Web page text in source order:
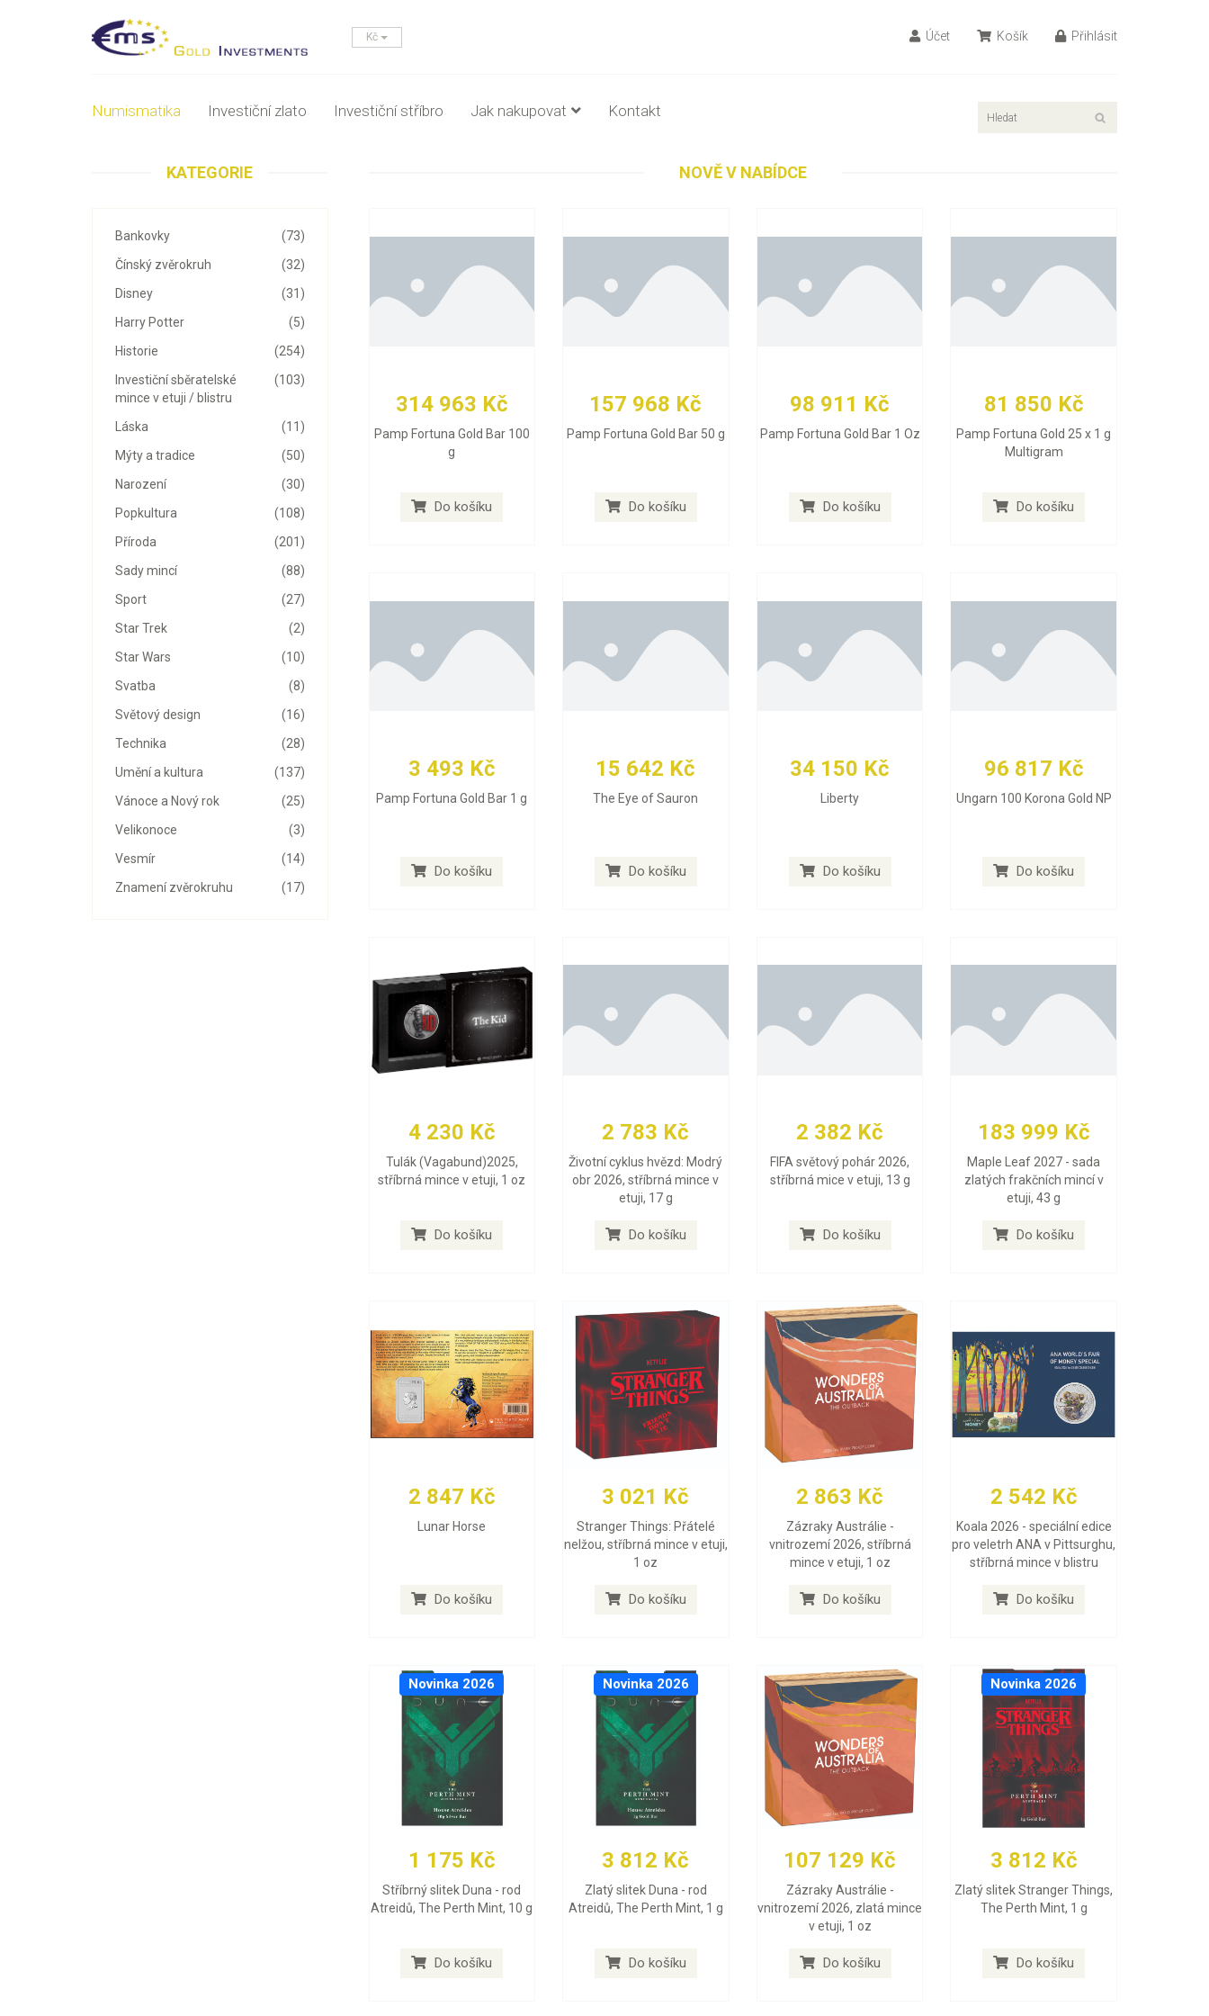
Kč Účet Košík Přihlásit
Numismatika Investiční zlato Investiční stříbro Jak nakupovat Kontakt
KATEGORIE
(73)
Bankovky
(32)
Čínský zvěrokruh
(31)
Disney
(5)
Harry Potter
(254)
Historie
(103)
Investiční sběratelské
mince v etuji / blistru
(11)
Láska
(50)
Mýty a tradice
(30)
Narození
(108)
Popkultura
(201)
Příroda
(88)
Sady mincí
(27)
Sport
(2)
Star Trek
(10)
Star Wars
(8)
Svatba
(16)
Světový design
(28)
Technika
(137)
Umění a kultura
(25)
Vánoce a Nový rok
(3)
Velikonoce
(14)
Vesmír
(17)
Znamení zvěrokruhu
NOVĚ V NABÍDCE
314 963 Kč
Pamp Fortuna Gold Bar 100
g
Do košíku
157 968 Kč
Pamp Fortuna Gold Bar 50 g
Do košíku
98 911 Kč
Pamp Fortuna Gold Bar 1 Oz
Do košíku
81 850 Kč
Pamp Fortuna Gold 25 x 1 g
Multigram
Do košíku
3 493 Kč
Pamp Fortuna Gold Bar 1 g
Do košíku
15 642 Kč
The Eye of Sauron
Do košíku
34 150 Kč
Liberty
Do košíku
96 817 Kč
Ungarn 100 Korona Gold NP
Do košíku
4 230 Kč
Tulák (Vagabund)2025,
stříbrná mince v etuji, 1 oz
Do košíku
2 783 Kč
Životní cyklus hvězd: Modrý
obr 2026, stříbrná mince v
etuji, 17 g
Do košíku
2 382 Kč
FIFA světový pohár 2026,
stříbrná mice v etuji, 13 g
Do košíku
183 999 Kč
Maple Leaf 2027 - sada
zlatých frakčních mincí v
etuji, 43 g
Do košíku
2 847 Kč
Lunar Horse
Do košíku
3 021 Kč
Stranger Things: Přátelé
nelžou, stříbrná mince v etuji,
1 oz
Do košíku
2 863 Kč
Zázraky Austrálie -
vnitrozemí 2026, stříbrná
mince v etuji, 1 oz
Do košíku
2 542 Kč
Koala 2026 - speciální edice
pro veletrh ANA v Pittsurghu,
stříbrná mince v blistru
Do košíku
Novinka 2026
1 175 Kč
Stříbrný slitek Duna - rod
Atreidů, The Perth Mint, 10 g
Do košíku
Novinka 2026
3 812 Kč
Zlatý slitek Duna - rod
Atreidů, The Perth Mint, 1 g
Do košíku
107 129 Kč
Zázraky Austrálie -
vnitrozemí 2026, zlatá mince
v etuji, 1 oz
Do košíku
Novinka 2026
3 812 Kč
Zlatý slitek Stranger Things,
The Perth Mint, 1 g
Do košíku